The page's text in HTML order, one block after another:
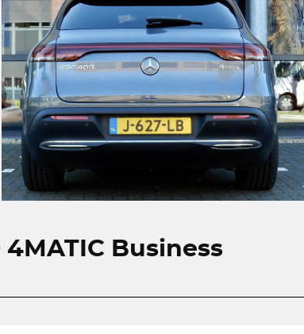
Business